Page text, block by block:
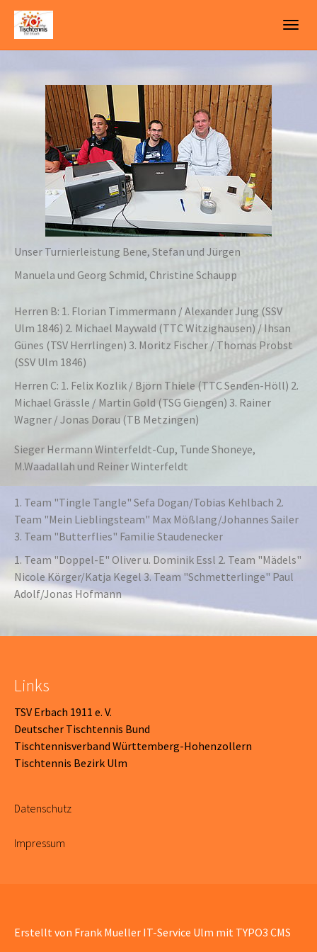
Skip
main
Unser Turnierleistung Bene, Stefan und Jürgen
Manuela und Georg Schmid, Christine Schaupp
Herren B: 1. Florian Timmermann / Alexander Jung (SSV
Ulm 1846) 2. Michael Maywald (TTC Witzighausen) / Ihsan
Günes (TSV Herrlingen) 3. Moritz Fischer / Thomas Probst
(SSV Ulm 1846)
Herren C: 1. Felix Kozlik / Björn Thiele (TTC Senden-Höll) 2.
Michael Grässle / Martin Gold (TSG Giengen) 3. Rainer
Wagner / Jonas Dorau (TB Metzingen)
Sieger Hermann Winterfeldt-Cup, Tunde Shoneye,
M.Waadallah und Reiner Winterfeldt
1. Team "Tingle Tangle" Sefa Dogan/Tobias Kehlbach 2.
Team "Mein Lieblingsteam" Max Mößlang/Johannes Sailer
3. Team "Butterflies" Familie Staudenecker
1. Team "Doppel-E" Oliver u. Dominik Essl 2. Team "Mädels"
Nicole Körger/Katja Kegel 3. Team "Schmetterlinge" Paul
Adolf/Jonas Hofmann
Links
TSV Erbach 1911 e. V.
Deutscher Tischtennis Bund
Tischtennisverband Württemberg-Hohenzollern
Tischtennis Bezirk Ulm
Datenschutz
Impressum
Erstellt von Frank Mueller IT-Service Ulm mit TYPO3 CMS